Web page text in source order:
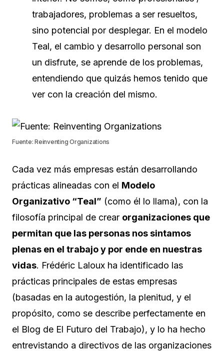
trabajadores, problemas a ser resueltos,
sino potencial por desplegar. En el modelo
Teal, el cambio y desarrollo personal son
un disfrute, se aprende de los problemas,
entendiendo que quizás hemos tenido que
ver con la creación del mismo.
Fuente: Reinventing Organizations
Cada vez más empresas están desarrollando
prácticas alineadas con el Modelo
Organizativo “Teal” (como él lo llama), con la
filosofía principal de crear organizaciones que
permitan que las personas nos sintamos
plenas en el trabajo y por ende en nuestras
vidas. Frédéric Laloux ha identificado las
prácticas principales de estas empresas
(basadas en la autogestión, la plenitud, y el
propósito, como se describe perfectamente en
el Blog de El Futuro del Trabajo), y lo ha hecho
entrevistando a directivos de las organizaciones